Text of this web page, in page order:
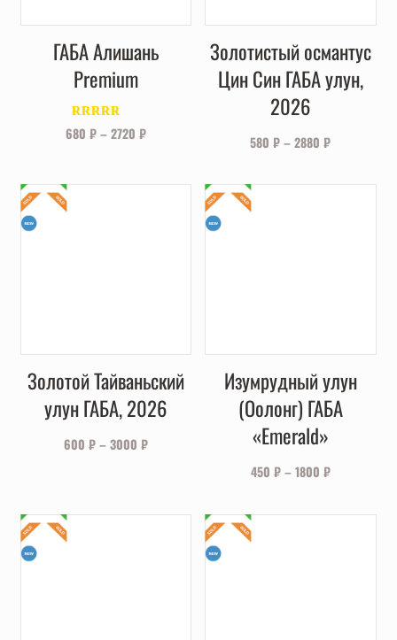
ГАБА Алишань
Premium
Оценка
4.00
из 5
680 ₽–2720 ₽
Золотистый османтус
Цин Син ГАБА улун,
2026
580₽–2880₽
Золотой Тайваньский
улун ГАБА, 2026
600 ₽–3000 ₽
Изумрудный улун
(Оолонг) ГАБА
«Emerald»
450 ₽–1800 ₽